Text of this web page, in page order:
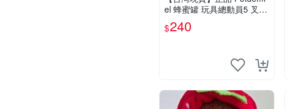
el 蜂蜜罐 玩具總動員5 叉奇
刀奇 刀刀叉叉夫婦 吊飾掛
飾情人節禮物
$240